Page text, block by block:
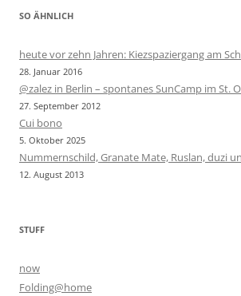
SO ÄHNLICH
heute vor zehn Jahren: Kiezspaziergang am
28. Januar 2016
@zalez in Berlin – spontanes SunCamp im St.
27. September 2012
Cui bono
5. Oktober 2025
Nummernschild, Granate Mate, Ruslan, duzi
12. August 2013
STUFF
now
Folding@home